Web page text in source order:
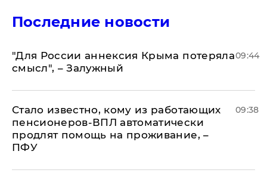
Последние новости
"Для России аннексия Крыма потеряла
смысл", – Залужный
09:44
Стало известно, кому из работающих
пенсионеров-ВПЛ автоматически
продлят помощь на проживание, –
ПФУ
09:38